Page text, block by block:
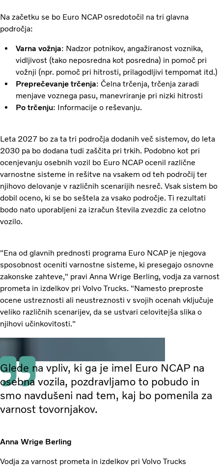
Na začetku se bo Euro NCAP osredotočil na tri glavna
področja:
Varna vožnja: Nadzor potnikov, angažiranost voznika,
vidljivost (tako neposredna kot posredna) in pomoč pri
vožnji (npr. pomoč pri hitrosti, prilagodljivi tempomat itd.)
Preprečevanje trčenja: Čelna trčenja, trčenja zaradi
menjave voznega pasu, manevriranje pri nizki hitrosti
Po trčenju: Informacije o reševanju.
Leta 2027 bo za ta tri področja dodanih več sistemov, do leta
2030 pa bo dodana tudi zaščita pri trkih. Podobno kot pri
ocenjevanju osebnih vozil bo Euro NCAP ocenil različne
varnostne sisteme in rešitve na vsakem od teh področij ter
njihovo delovanje v različnih scenarijih nesreč. Vsak sistem bo
dobil oceno, ki se bo seštela za vsako področje. Ti rezultati
bodo nato uporabljeni za izračun števila zvezdic za celotno
vozilo.
"Ena od glavnih prednosti programa Euro NCAP je njegova
sposobnost oceniti varnostne sisteme, ki presegajo osnovne
zakonske zahteve," pravi Anna Wrige Berling, vodja za varnost
prometa in izdelkov pri Volvo Trucks. "Namesto preproste
ocene ustreznosti ali neustreznosti v svojih ocenah vključuje
veliko različnih scenarijev, da se ustvari celovitejša slika o
njihovi učinkovitosti."
Glede na vpliv, ki ga je imel Euro NCAP na
osebna vozila, pozdravljamo to pobudo in
smo navdušeni nad tem, kaj bo pomenila za
varnost tovornjakov.
Anna Wrige Berling
Vodja za varnost prometa in izdelkov pri Volvo Trucks